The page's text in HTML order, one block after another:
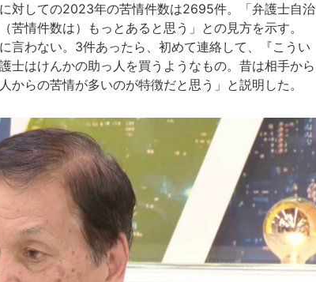
対しての2023年の苦情件数は2695件。「弁護士自治
苦情件数は）もっとあると思う」との見方を示す。
言わない。3件あったら、初めて連絡して、『こうい
士はけんかの助っ人を買うようなもの。昔は相手から
からの苦情が多いのが特徴だと思う」と説明した。